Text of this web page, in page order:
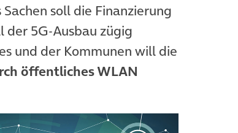
soll die Finanzierung
5G-Ausbau zügig
und der Kommunen will die
öffentliches WLAN